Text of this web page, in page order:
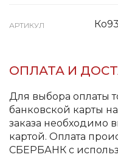
АРТИКУЛ
ОПЛАТА И
Для выбора оплаты
банковской карты
заказа необходимо
картой. Оплата
СБЕРБАНК с